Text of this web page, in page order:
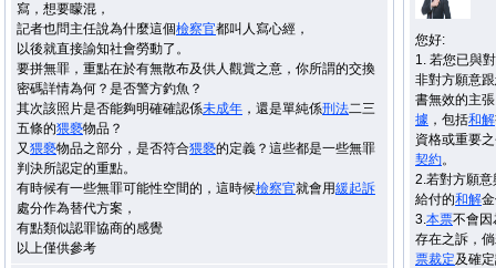
寫，想要矇混，
記者也問主任說為什麼這個檢察官都叫人寫心經，
以後就直接諭知社會勞動了。
要拼無罪，重點在於有無散布及供人觀賞之意，你所謂的交換
密碼詳情為何？是否警方釣魚？
其次該照片是否能夠明確確認係未成年 ，還是單純係刑法二三
五條的猥褻物品？
又猥褻物品之部分，是否符合猥褻的定義？這些都是一些無罪
判決所認定的重點。
有時候有一些無罪可能性空間的，這時候檢察官就會用緩起訴
處分作為替代方案，
有點類似認罪協商的感覺
以上僅供參考
您好:
1. 若您已與
非對方願意
書無效的主
據 ，包括和解
資格或重要
契約。
2.若對方願
給付的和解
3.本票不會因
存在之訴，
票裁定及確